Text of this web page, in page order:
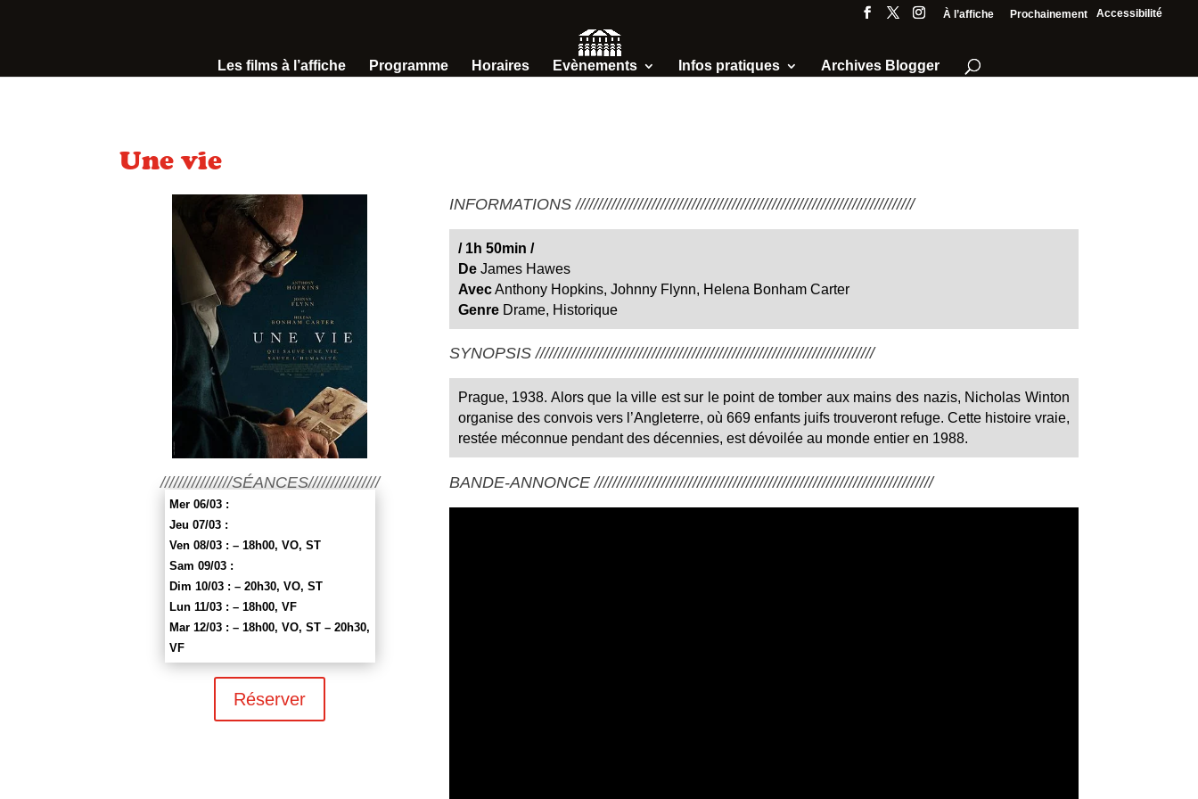
Accessibilité
À l’affiche Prochainement
Les films à l’affiche Programme Horaires Evènements Infos pratiques Archives Blogger
Une vie
////////////////SÉANCES////////////////
Mer 06/03 :
Jeu 07/03 :
Ven 08/03 : – 18h00, VO, ST
Sam 09/03 :
Dim 10/03 : – 20h30, VO, ST
Lun 11/03 : – 18h00, VF
Mar 12/03 : – 18h00, VO, ST – 20h30,
VF
Réserver
INFORMATIONS ////////////////////////////////////////////////////////////////////////////
/ 1h 50min /
DeJames Hawes
AvecAnthony Hopkins, Johnny Flynn, Helena Bonham Carter
GenreDrame, Historique
SYNOPSIS ////////////////////////////////////////////////////////////////////////////
Prague, 1938. Alors que la ville est sur le point de tomber aux mains des nazis, Nicholas Winton
organise des convois vers l’Angleterre, où 669 enfants juifs trouveront refuge. Cette histoire vraie,
restée méconnue pendant des décennies, est dévoilée au monde entier en 1988.
BANDE-ANNONCE ////////////////////////////////////////////////////////////////////////////